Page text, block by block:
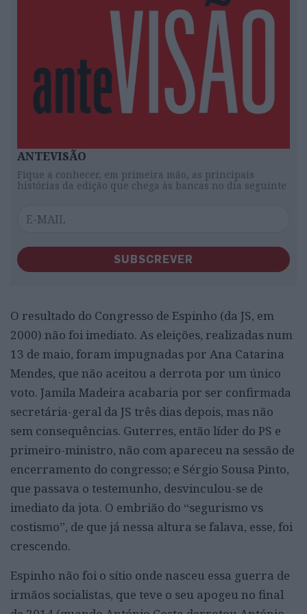
ANTEVISÃO
Fique a conhecer, em primeira mão, as principais
histórias da edição que chega às bancas no dia seguinte
SUBSCREVER
O resultado do Congresso de Espinho (da JS, em
2000) não foi imediato. As eleições, realizadas num
13 de maio, foram impugnadas por Ana Catarina
Mendes, que não aceitou a derrota por um único
voto. Jamila Madeira acabaria por ser confirmada
secretária-geral da JS três dias depois, mas não
sem consequências. Guterres, então líder do PS e
primeiro-ministro, não com apareceu na sessão de
encerramento do congresso; e Sérgio Sousa Pinto,
que passava o testemunho, desvinculou-se de
imediato da jota. O embrião do “segurismo vs
costismo”, de que já nessa altura se falava, esse, foi
crescendo.
Espinho não foi o sítio onde nasceu essa guerra de
irmãos socialistas, que teve o seu apogeu no final